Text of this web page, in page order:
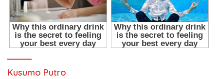
Kusumo Putro